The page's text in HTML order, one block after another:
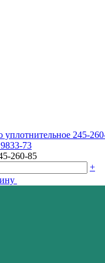
уплотнительное 245-
73
260-85
+